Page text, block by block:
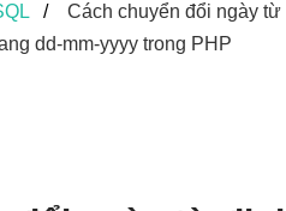
Cách chuyển đổi ngày từ
dd-mm-yyyy trong PHP